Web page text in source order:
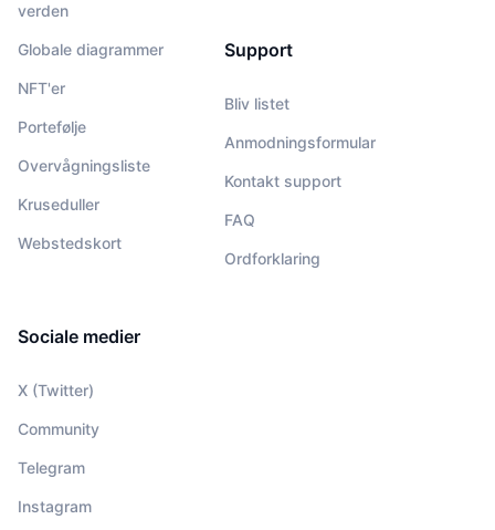
verden
Globale diagrammer
NFT'er
Portefølje
Overvågningsliste
Kruseduller
Webstedskort
Support
Bliv listet
Anmodningsformular
Kontakt support
FAQ
Ordforklaring
Sociale medier
X (Twitter)
Community
Telegram
Instagram